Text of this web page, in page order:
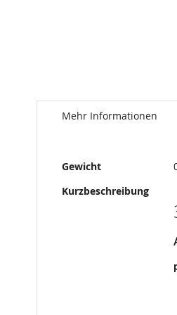
zum
AnfangMehr Informationen
Mehr
Informationen
Gewicht
Kurzbeschreibung